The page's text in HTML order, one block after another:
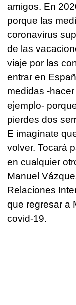
amigos. En
porque las
coronavirus
de las
viaje por las
entrar en
medidas -
ejemplo-
pierdes dos
E imagínate
volver. Tocará
en cualquier
Manuel
Relaciones
que regresar a
covid-19.